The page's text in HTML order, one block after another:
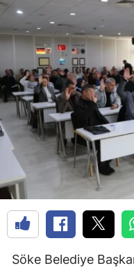
Söke Belediye